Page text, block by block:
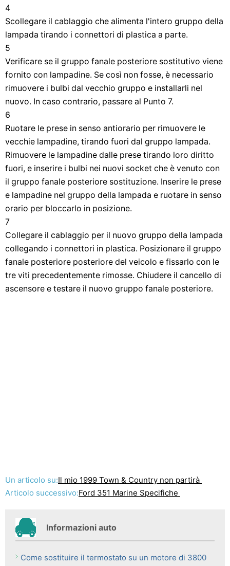
4
Scollegare il cablaggio che alimenta l'intero gruppo della
lampada tirando i connettori di plastica a parte.
5
Verificare se il gruppo fanale posteriore sostitutivo viene
fornito con lampadine. Se così non fosse, è necessario
rimuovere i bulbi dal vecchio gruppo e installarli nel
nuovo. In caso contrario, passare al Punto 7.
6
Ruotare le prese in senso antiorario per rimuovere le
vecchie lampadine, tirando fuori dal gruppo lampada.
Rimuovere le lampadine dalle prese tirando loro diritto
fuori, e inserire i bulbi nei nuovi socket che è venuto con
il gruppo fanale posteriore sostituzione. Inserire le prese
e lampadine nel gruppo della lampada e ruotare in senso
orario per bloccarlo in posizione.
7
Collegare il cablaggio per il nuovo gruppo della lampada
collegando i connettori in plastica. Posizionare il gruppo
fanale posteriore posteriore del veicolo e fissarlo con le
tre viti precedentemente rimosse. Chiudere il cancello di
ascensore e testare il nuovo gruppo fanale posteriore.
Un articolo su:Il mio 1999 Town & Country non partirà
Articolo successivo:Ford 351 Marine Specifiche
Informazioni auto
Come sostituire il termostato su un motore di 3800